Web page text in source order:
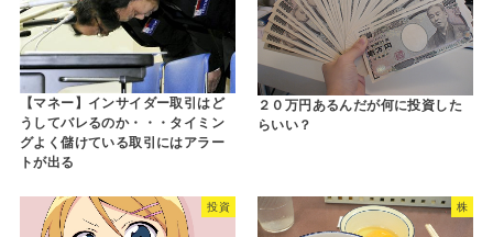
【マネー】インサイダー取引はど
うしてバレるのか・・・タイミン
グよく儲けている取引にはアラー
トが出る
２０万円あるんだが何に投資した
らいい？
投資 株